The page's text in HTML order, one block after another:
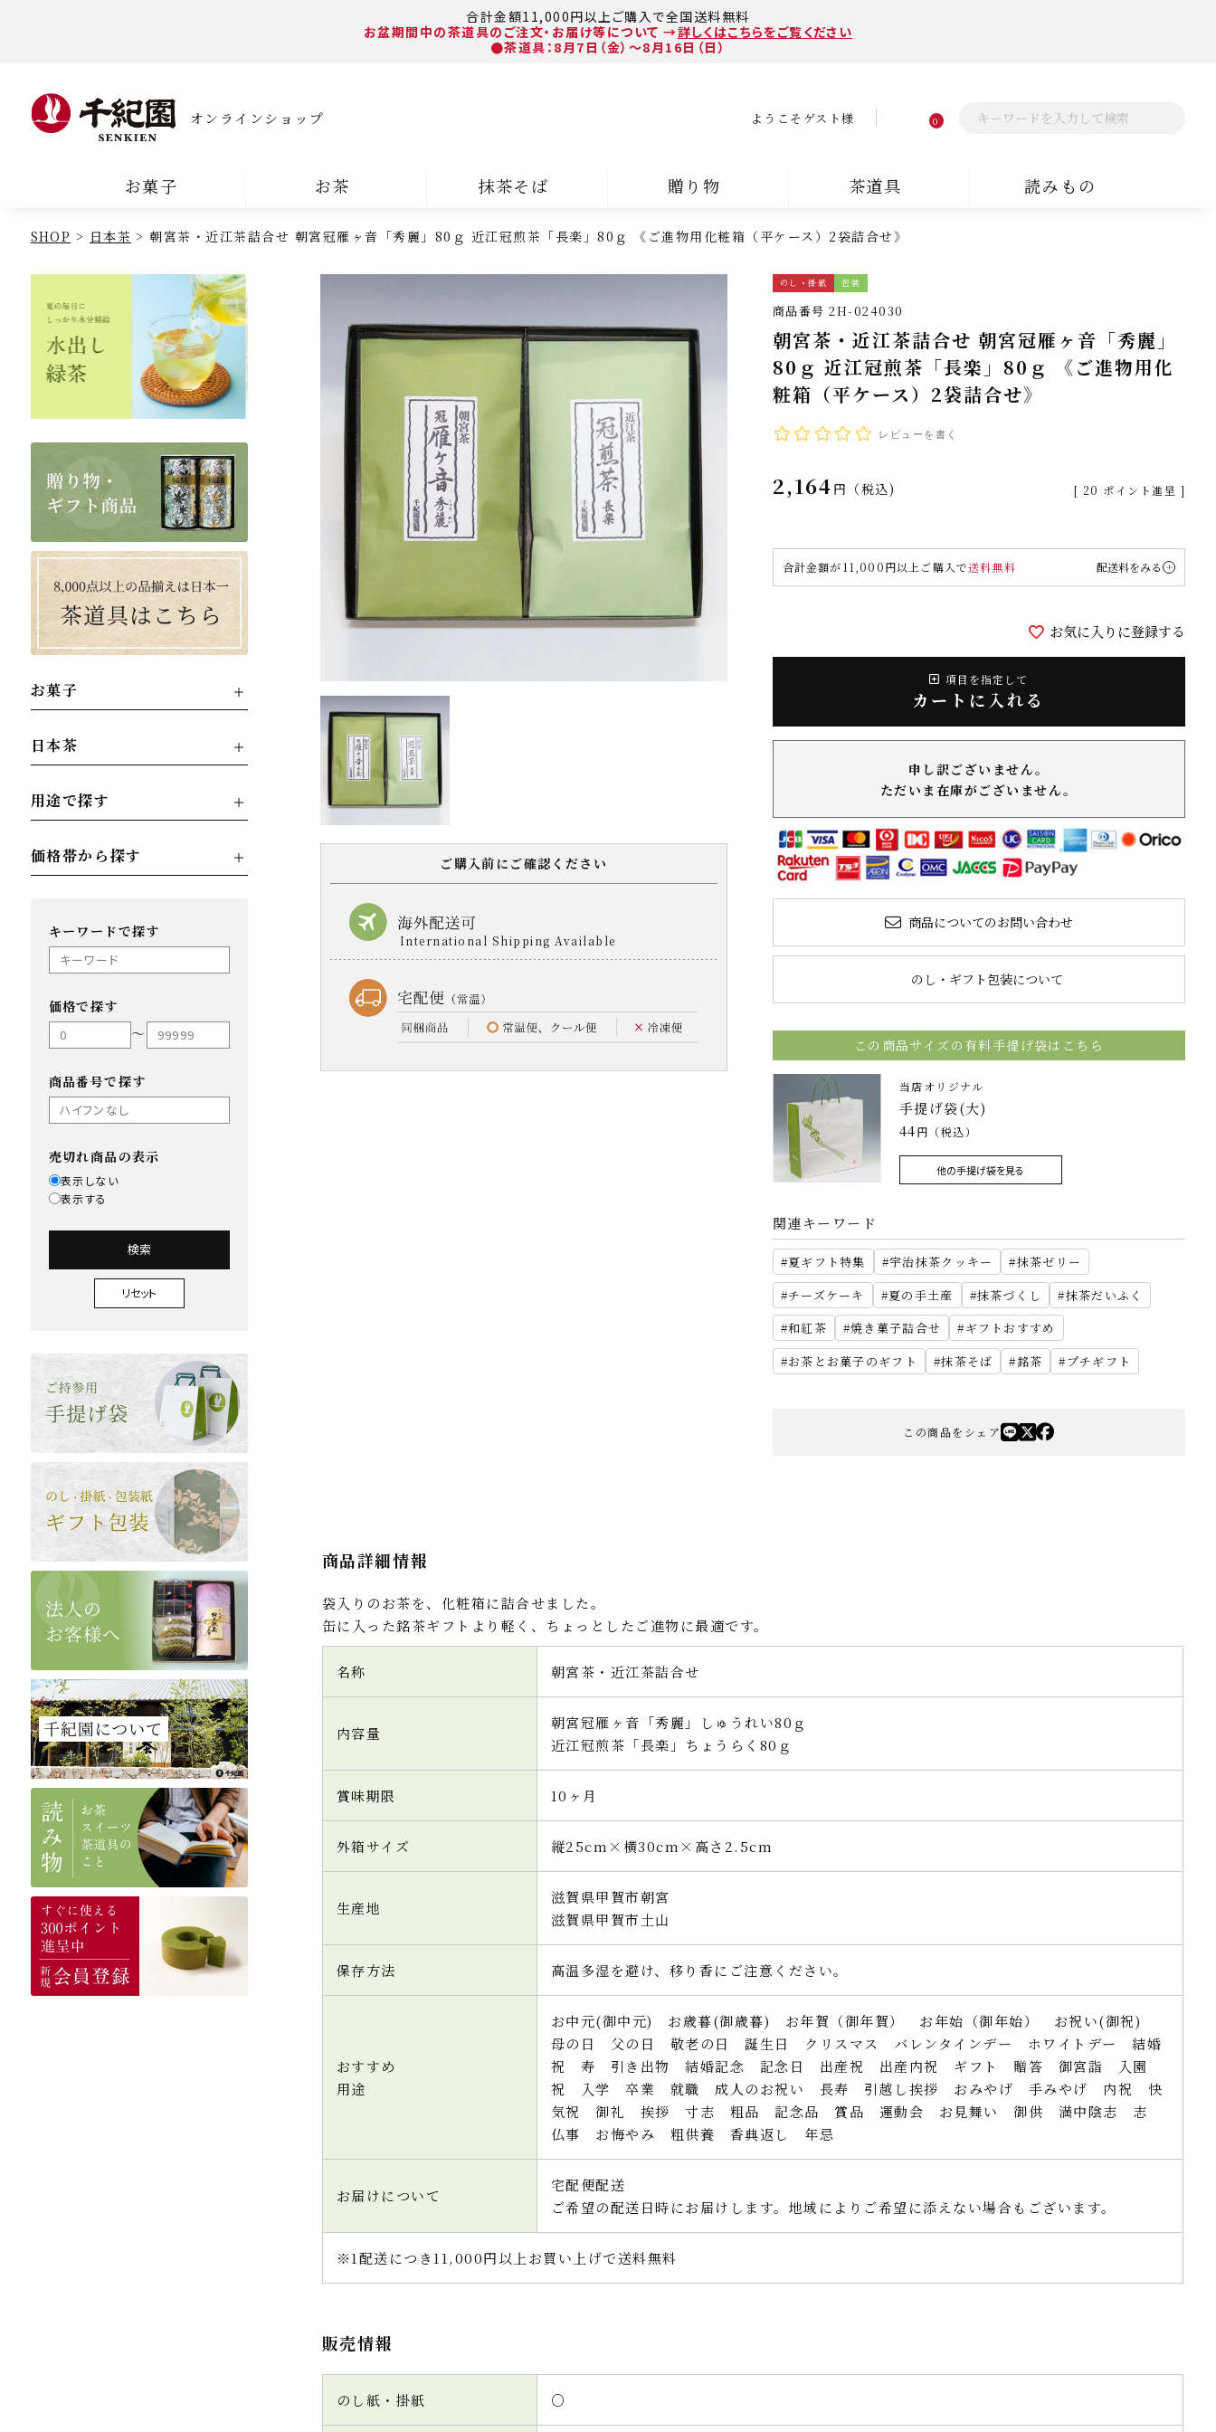
合計金額11,000円以上ご購入で全国送料無料
お盆期間中の茶道具のご注文・お届け等について →詳しくはこちらをご覧ください
●茶道具：8月7日（金）～8月16日（日）
オンラインショップ ようこそゲスト様 0
お菓子 お茶 抹茶そば 贈り物 茶道具 読みもの
SHOP 日本茶 朝宮茶・近江茶詰合せ 朝宮冠雁ヶ音「秀麗」80ｇ 近江冠煎茶「長楽」80ｇ 《ご進物用化粧箱（平ケース）2袋詰合せ》
お菓子
日本茶
用途で探す
価格帯から探す
キーワードで探す
価格で探す
〜
商品番号で探す
売切れ商品の表示
表示しない
表示する
検索
リセット
ご購入前にご確認ください
のし・掛紙 包装
商品番号 2H-024030
朝宮茶・近江茶詰合せ 朝宮冠雁ヶ音「秀麗」
80ｇ 近江冠煎茶「長楽」80ｇ 《ご進物用化
粧箱（平ケース）2袋詰合せ》
レビューを書く
2,164 税込 [ 20 ポイント進呈 ]
合計金額が11,000円以上ご購入で送料無料 配送料をみる
お気に入りに登録する
項目を指定して
カートに入れる
申し訳ございません。
ただいま在庫がございません。
商品についてのお問い合わせ
のし・ギフト包装について
この商品サイズの有料手提げ袋はこちら
当店オリジナル
手提げ袋(大)
44円（税込）
他の手提げ袋を見る
関連キーワード
夏ギフト特集 宇治抹茶クッキー
抹茶ゼリー
チーズケーキ
夏の手土産 抹茶づくし
抹茶だいふく
和紅茶
焼き菓子詰合せ
ギフトおすすめ
お茶とお菓子のギフト
抹茶そば 銘茶 プチギフト
この商品をシェア
商品詳細情報
袋入りのお茶を、化粧箱に詰合せました。
缶に入った銘茶ギフトより軽く、ちょっとしたご進物に最適です。
名称 朝宮茶・近江茶詰合せ
内容量
朝宮冠雁ヶ音「秀麗」しゅうれい80ｇ
近江冠煎茶「長楽」ちょうらく80ｇ
賞味期限 10ヶ月
外箱サイズ 縦25cm×横30cm×高さ2.5cm
生産地
滋賀県甲賀市朝宮
滋賀県甲賀市土山
保存方法 高温多湿を避け、移り香にご注意ください。
おすすめ
用途
お中元(御中元) お歳暮(御歳暮) お年賀（御年賀） お年始（御年始） お祝い(御祝)
母の日 父の日 敬老の日 誕生日 クリスマス バレンタインデー ホワイトデー 結婚
祝 寿 引き出物 結婚記念 記念日 出産祝 出産内祝 ギフト 贈答 御宮詣 入園
祝 入学 卒業 就職 成人のお祝い 長寿 引越し挨拶 おみやげ 手みやげ 内祝 快
気祝 御礼 挨拶 寸志 粗品 記念品 賞品 運動会 お見舞い 御供 満中陰志 志
仏事 お悔やみ 粗供養 香典返し 年忌
お届けについて
宅配便配送
ご希望の配送日時にお届けします。地域によりご希望に添えない場合もございます。
※1配送につき11,000円以上お買い上げで送料無料
販売情報
のし紙・掛紙 ○